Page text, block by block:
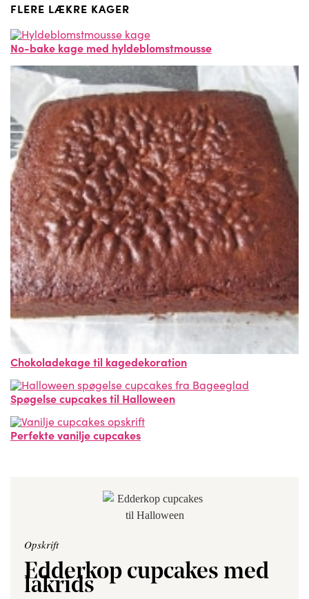
FLERE LÆKRE KAGER
No-bake kage med hyldeblomstmousse
Chokoladekage til kagedekoration
Spøgelse cupcakes til Halloween
Perfekte vanilje cupcakes
Opskrift
Edderkop cupcakes med
lakrids